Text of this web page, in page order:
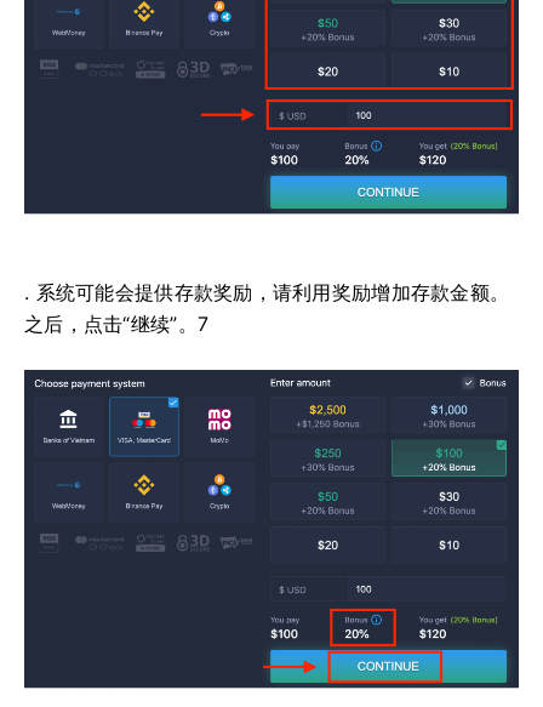
. 系统可能会提供存款奖励，请利用奖励增加存款金额。
之后，点击“继续”。7